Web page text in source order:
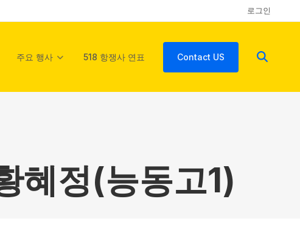
로그인
주요 행사 518 항쟁사 연표 Contact US
혜정(능동고1)